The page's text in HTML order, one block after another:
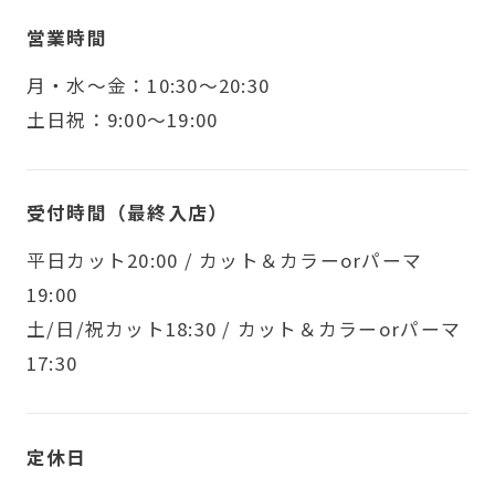
営業時間
月・水〜金：10:30～20:30
土日祝：9:00～19:00
受付時間（最終入店）
平日カット20:00 / カット＆カラーorパーマ
19:00
土/日/祝カット18:30 / カット＆カラーorパーマ
17:30
定休日